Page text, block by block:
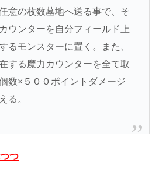
意の枚数墓地へ送る事で、そ
ウンターを自分フィールド上
るモンスターに置く。また、
する魔力カウンターを全て取
数×５００ポイントダメージ
る。
つ